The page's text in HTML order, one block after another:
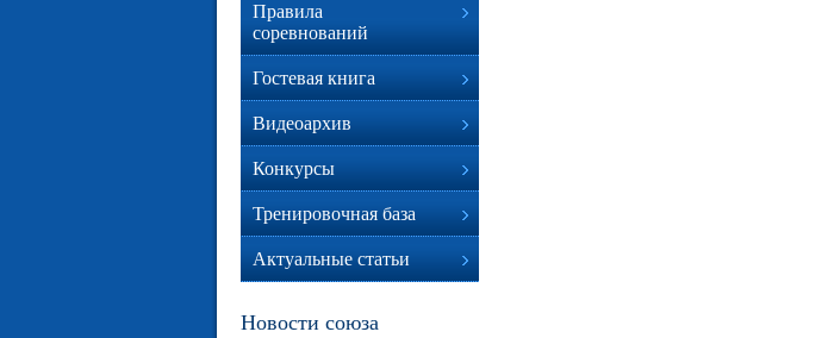
Правила
соревнований
Гостевая книга
Видеоархив
Конкурсы
Тренировочная база
Актуальные статьи
Новости союза